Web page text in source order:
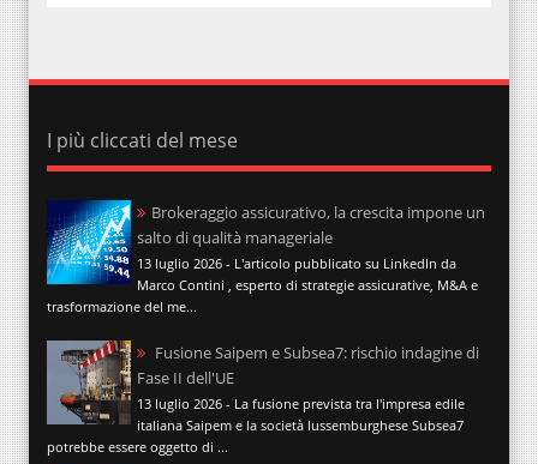
I più cliccati del mese
Brokeraggio assicurativo, la crescita impone un
salto di qualità manageriale
13 luglio 2026 - L'articolo pubblicato su LinkedIn da
Marco Contini , esperto di strategie assicurative, M&A e
trasformazione del me...
Fusione Saipem e Subsea7: rischio indagine di
Fase II dell'UE
13 luglio 2026 - La fusione prevista tra l'impresa edile
italiana Saipem e la società lussemburghese Subsea7
potrebbe essere oggetto di ...